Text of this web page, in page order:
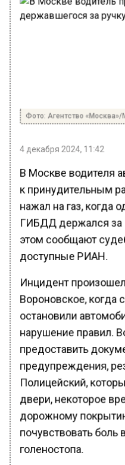
Фото: Агентство
4 декабря 2024, 11:42
В Москве водителя
к принудительным
нажал на газ, когда
ГИБДД держался за
этом сообщают
доступные РИАН.
Инцидент
Вороновское, когда
остановили
нарушение правил.
предоставить
предупреждения,
Полицейский,
двери, некоторое
дорожному
почувствовать боль
голеностопа.